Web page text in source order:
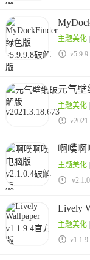
主题美化|

元气壁
主题美化|

啊噗啊
主题美化|

Lively
主题美化|
